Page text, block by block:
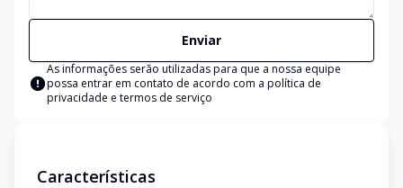
Enviar
As informações serão utilizadas para que a nossa equipe
possa entrar em contato de acordo com a política de
privacidade e termos de serviço
Características